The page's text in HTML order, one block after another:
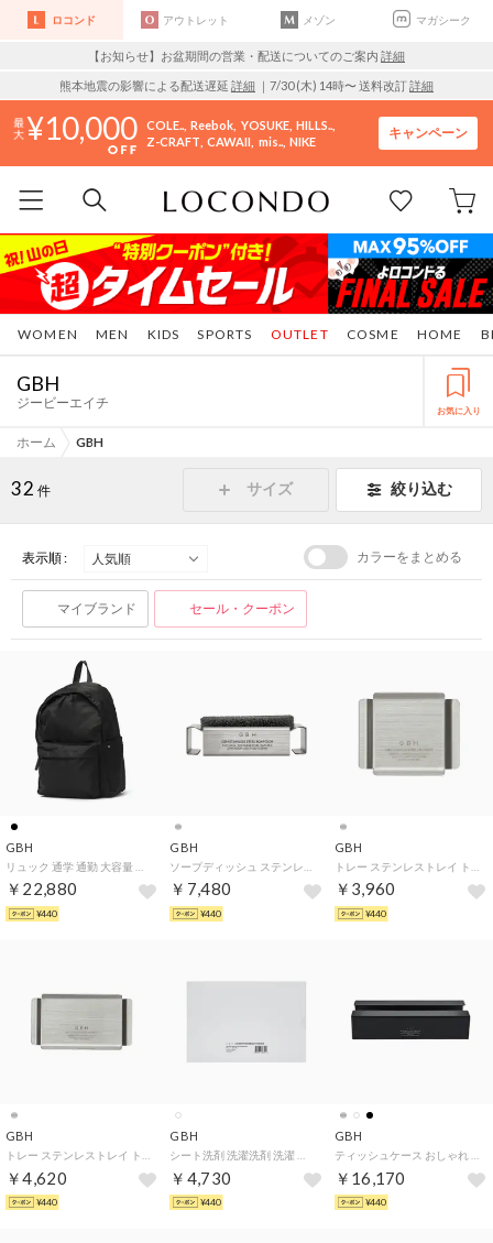
ロコンド アウトレット メゾン マガシーク
【お知らせ】お盆期間の営業・配送についてのご案内 詳細
熊本地震の影響による配送遅延 詳細 ｜7/30 (木) 14時〜 送料改訂詳細
10,000 COLE.. Reebok YOSUKE HILLS..
Z-CRAFT CAWAII mis.. NIKE
キャンペーン
WOMEN MEN KIDS SPORTS COSME HOME
OUTLET
GBH
ジービーエイチ お気に入り
ホーム GBH
32 件 サイズ 絞り込む
表示順 : カラーをまとめる
マイブランド セール・クーポン
GBH
￥22,880
¥440
GBH
￥7,480
¥440
GBH
￥3,960
¥440
GBH
￥4,620
¥440
GBH
￥4,730
¥440
GBH
￥16,170
¥440